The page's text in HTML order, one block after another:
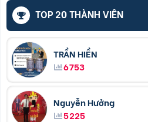
TOP 20 THÀNH VIÊN
TRẦN HIỀN
6753
Nguyễn Hưởng
5225